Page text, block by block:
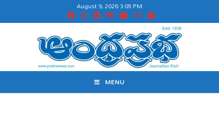
August 9, 2026 3:05 PM
MENU